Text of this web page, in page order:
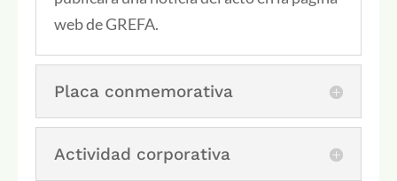
web de GREFA.
Placa conmemorativa
Actividad corporativa